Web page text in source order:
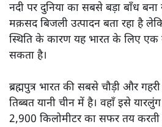
नदी पर दुनिया का सबसे बड़ा बाँध
मक़सद बिजली उत्पादन बता रहा है
स्थिति के कारण यह भारत के लिए एक
सकता है।
ब्रह्मपुत्र भारत की सबसे चौड़ी और
तिब्बत यानी चीन में है। वहाँ इसे
2,900 किलोमीटर का सफर तय